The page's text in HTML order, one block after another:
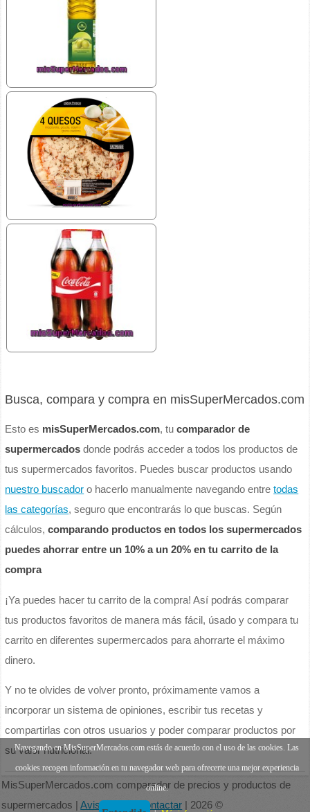
Busca, compara y compra en misSuperMercados.com
Esto es misSuperMercados.com, tucomparador de
supermercados donde podrás acceder a todos los productos de
tus supermercados favoritos. Puedes buscar productos usando
nuestro buscador o hacerlo manualmente navegando entretodas
las categorías, seguro que encontrarás lo que buscas. Según
cálculos,comparando productos en todos los supermercados
puedes ahorrar entre un 10% a un 20% en tu carrito de la
compra
¡Ya puedes hacer tu carrito de la compra! Así podrás comparar
tus productos favoritos de manera más fácil, úsado y compara tu
carrito en diferentes supermercados para ahorrarte el máximo
dinero.
Y no te olvides de volver pronto, próximamente vamos a
incorporar un sistema de opiniones, escribir tus recetas y
compartirlas con otros usuarios y poder comparar productos por
su valor nutricional.
MisSuperMercados.com comparador de precios y productos de
supermercados |Aviso legal Contactar | 2026 ©
Navegando en MisSuperMercados.com estás de acuerdo con el uso de las cookies. Las
cookies recogen información en tu navegador web para ofrecerte una mejor experiencia
online.